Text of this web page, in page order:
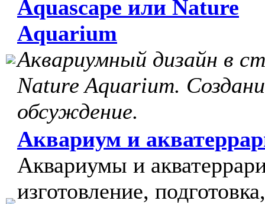
Aquascape или Nature
Aquarium
Аквариумный дизайн в
Nature Aquarium.
обсуждение.
Аквариум и
Аквариумы и
изготовление, подготовка,